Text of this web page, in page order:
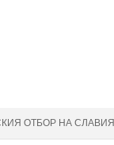
ОТБОР НА СЛАВИЯ